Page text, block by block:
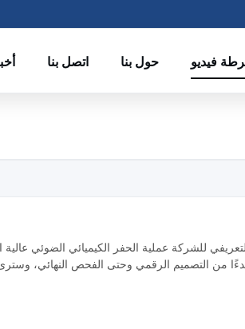
فيديو حول بنا اتصل بنا
للشركة عملية الحفر الكيميائي الضوئي عالية
من التصميم الرقمي وحتى الفحص النهائي،